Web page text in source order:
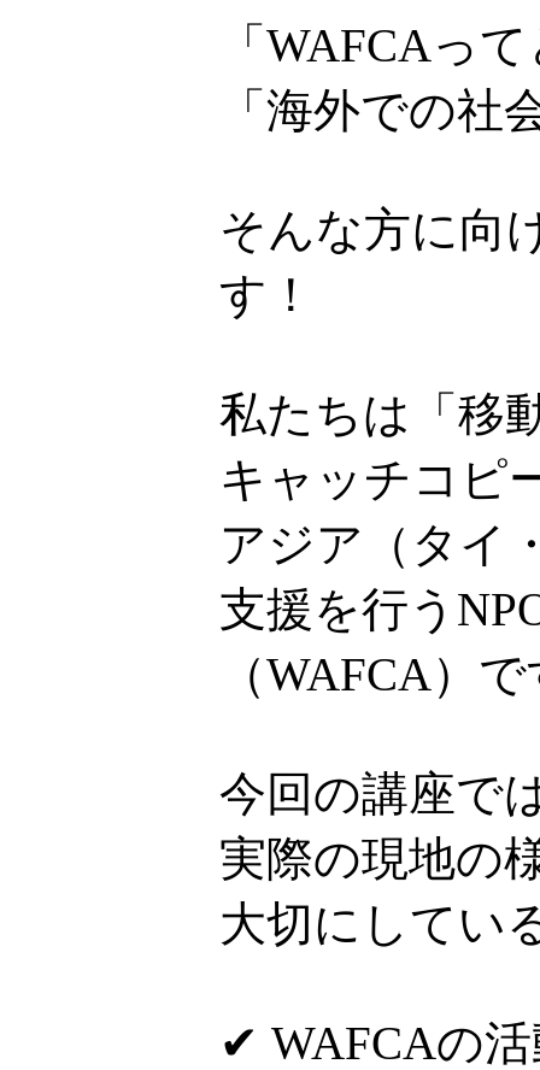
「WAFCAっ
「海外での社
そんな方に向
す！
私たちは「移
キャッチコピ
アジア（タイ
支援を行う
（WAFCA）
今回の講座で
実際の現地の
大切にしてい
✔ WAFCAの